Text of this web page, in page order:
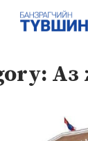
Аз